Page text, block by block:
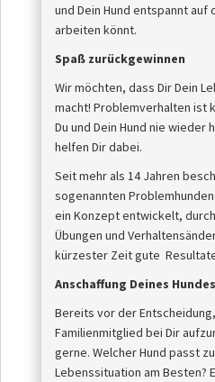
und Dein Hund entspannt auf
arbeiten könnt.
Spaß zurückgewinnen
Wir möchten, dass Dir Dein
macht! Problemverhalten ist
Du und Dein Hund nie wieder
helfen Dir dabei.
Seit mehr als 14 Jahren
sogenannten
ein Konzept entwickelt,
Übungen und
kürzester Zeit gute
Anschaffung Deines Hundes
Bereits vor der
Familienmitglied bei Dir
gerne. Welcher Hund passt
Lebenssituation am Besten?